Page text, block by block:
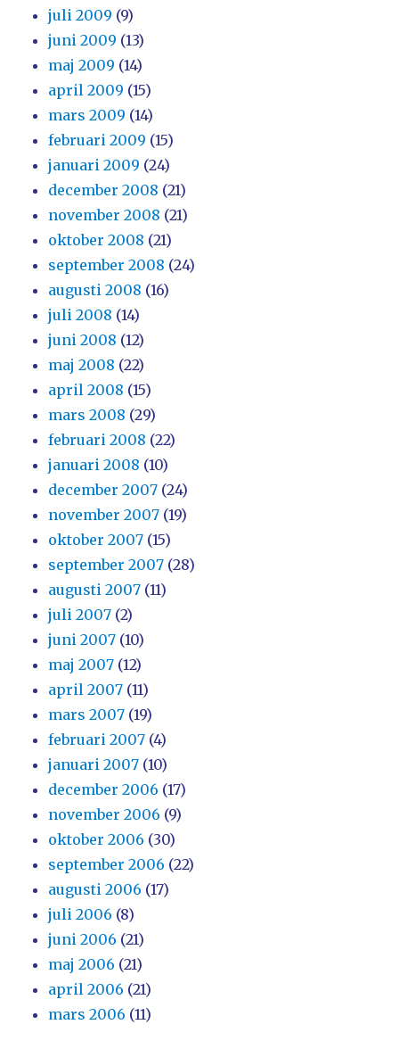
juli 2009 (9)
juni 2009 (13)
maj 2009 (14)
april 2009 (15)
mars 2009 (14)
februari 2009 (15)
januari 2009 (24)
december 2008 (21)
november 2008 (21)
oktober 2008 (21)
september 2008 (24)
augusti 2008 (16)
juli 2008 (14)
juni 2008 (12)
maj 2008 (22)
april 2008 (15)
mars 2008 (29)
februari 2008 (22)
januari 2008 (10)
december 2007 (24)
november 2007 (19)
oktober 2007 (15)
september 2007 (28)
augusti 2007 (11)
juli 2007 (2)
juni 2007 (10)
maj 2007 (12)
april 2007 (11)
mars 2007 (19)
februari 2007 (4)
januari 2007 (10)
december 2006 (17)
november 2006 (9)
oktober 2006 (30)
september 2006 (22)
augusti 2006 (17)
juli 2006 (8)
juni 2006 (21)
maj 2006 (21)
april 2006 (21)
mars 2006 (11)